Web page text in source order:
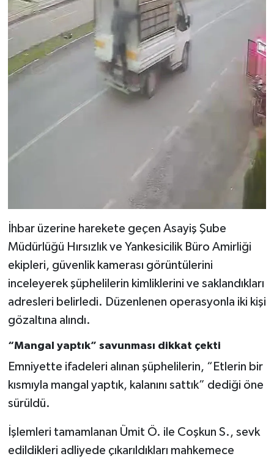
İhbar üzerine harekete geçen Asayiş Şube
Müdürlüğü Hırsızlık ve Yankesicilik Büro Amirliği
ekipleri, güvenlik kamerası görüntülerini
inceleyerek şüphelilerin kimliklerini ve saklandıkları
adresleri belirledi. Düzenlenen operasyonla iki kişi
gözaltına alındı.
“Mangal yaptık” savunması dikkat çekti
Emniyette ifadeleri alınan şüphelilerin, “Etlerin bir
kısmıyla mangal yaptık, kalanını sattık” dediği öne
sürüldü.
İşlemleri tamamlanan Ümit Ö. ile Coşkun S., sevk
edildikleri adliyede çıkarıldıkları mahkemece